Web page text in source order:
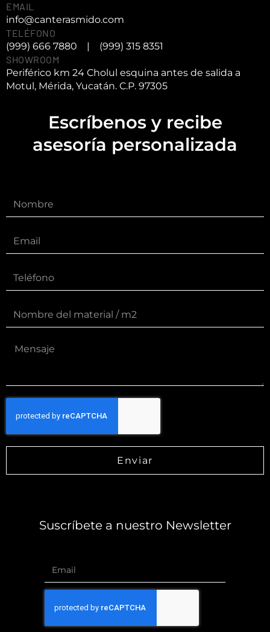
EMAIL
info@canterasmido.com
TELÉFONO
(999) 666 7880
|
(999) 315 8351
SHOWROOM
Periférico km 24 Cholul esquina antes de salida a
Motul, Mérida, Yucatán. C.P. 97305
Escríbenos y recibe
asesoría personalizada
Enviar
Suscríbete a nuestro Newsletter